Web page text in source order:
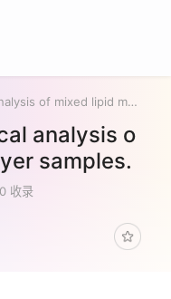
Summary of statistical analysis of mixed lipid monolayer samples.
analysis o
samples.
收录